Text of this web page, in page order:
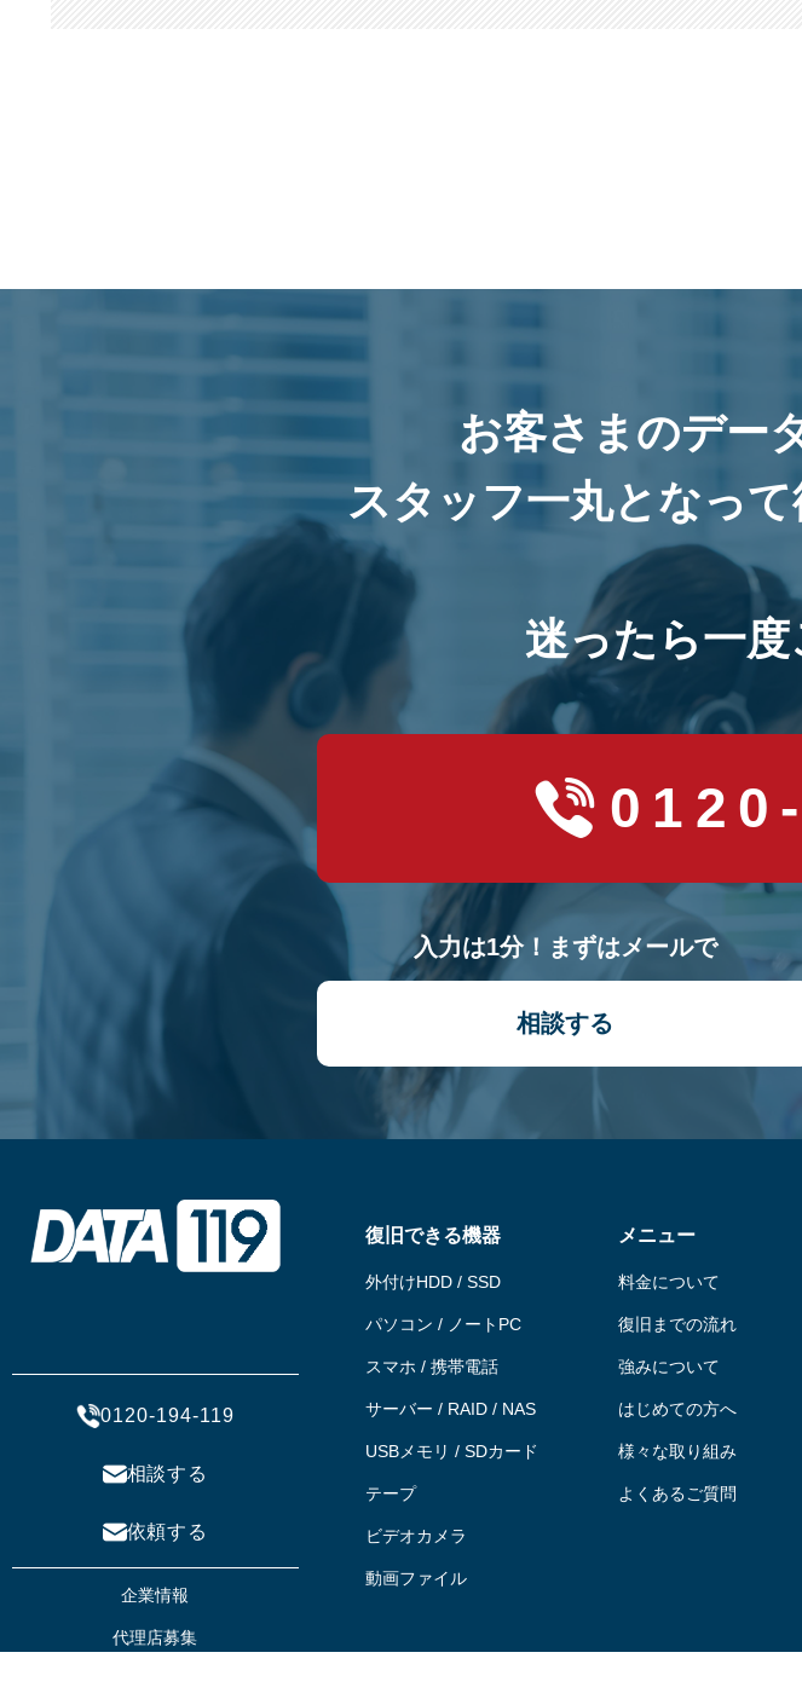
お客さまのデー
スタッフ一丸となっ
迷ったら一
入力は1分！まずはメールで
相談する
0120-194-119
相談する
依頼する
企業情報
代理店募集
復旧できる機器
外付けHDD / SSD
パソコン / ノートPC
スマホ / 携帯電話
サーバー / RAID / NAS
USBメモリ / SDカード
テープ
ビデオカメラ
動画ファイル
メニュー
料金について
復旧までの流れ
強みについて
はじめての方へ
様々な取り組み
よくあるご質問